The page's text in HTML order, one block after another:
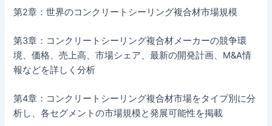
第2章：世界のコンクリートシーリング複合材市場規模
第3章：コンクリートシーリング複合材メーカーの競争環
境、価格、売上高、市場シェア、最新の開発計画、M&A情
報などを詳しく分析
第4章：コンクリートシーリング複合材市場をタイプ別に分
析し、各セグメントの市場規模と発展可能性を掲載